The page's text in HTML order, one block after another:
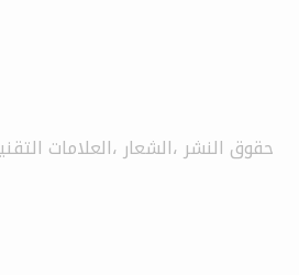
حقوق النشر ،الشعار ،العلامات